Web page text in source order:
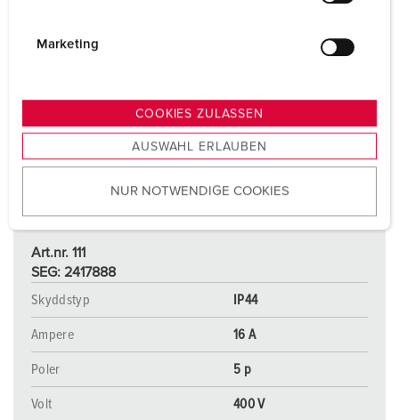
s
u
w
Marketing
COOKIES ZULASSEN
AUSWAHL ERLAUBEN
NUR NOTWENDIGE COOKIES
Art.nr. 111
SEG: 2417888
Skyddstyp
IP44
Ampere 16 A
Poler 5 p
Volt 400 V